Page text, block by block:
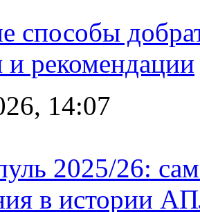
способы
и рекомендации
14:07
2025/26:
в истории